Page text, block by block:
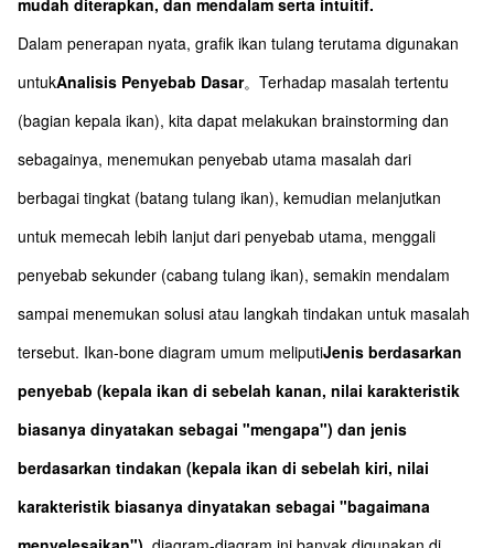
Dalam penerapan nyata, grafik ikan tulang terutama digunakan
untukAnalisis Penyebab Dasar。Terhadap masalah tertentu
(bagian kepala ikan), kita dapat melakukan brainstorming dan
sebagainya, menemukan penyebab utama masalah dari
berbagai tingkat (batang tulang ikan), kemudian melanjutkan
untuk memecah lebih lanjut dari penyebab utama, menggali
penyebab sekunder (cabang tulang ikan), semakin mendalam
sampai menemukan solusi atau langkah tindakan untuk masalah
tersebut. Ikan-bone diagram umum meliputiJenis berdasarkan
penyebab (kepala ikan di sebelah kanan, nilai karakteristik
biasanya dinyatakan sebagai "mengapa") dan jenis
berdasarkan tindakan (kepala ikan di sebelah kiri, nilai
karakteristik biasanya dinyatakan sebagai "bagaimana